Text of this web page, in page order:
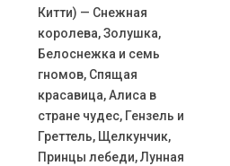
Китти) — Снежная
королева, Золушка,
Белоснежка и семь
гномов, Спящая
красавица, Алиса в
стране чудес, Гензель и
Греттель, Щелкунчик,
Принцы лебеди, Лунная